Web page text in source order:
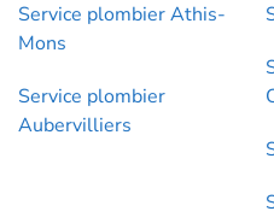
Service plombier Athis-
Mons
Service plombier
Aubervilliers